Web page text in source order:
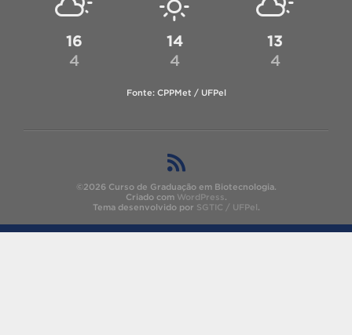
16
4
14
4
13
4
Fonte: CPPMet / UFPel
©2026 Curso de Graduação em Biotecnologia.
Criado com WordPress.
Tema desenvolvido por SGTIC / UFPel.